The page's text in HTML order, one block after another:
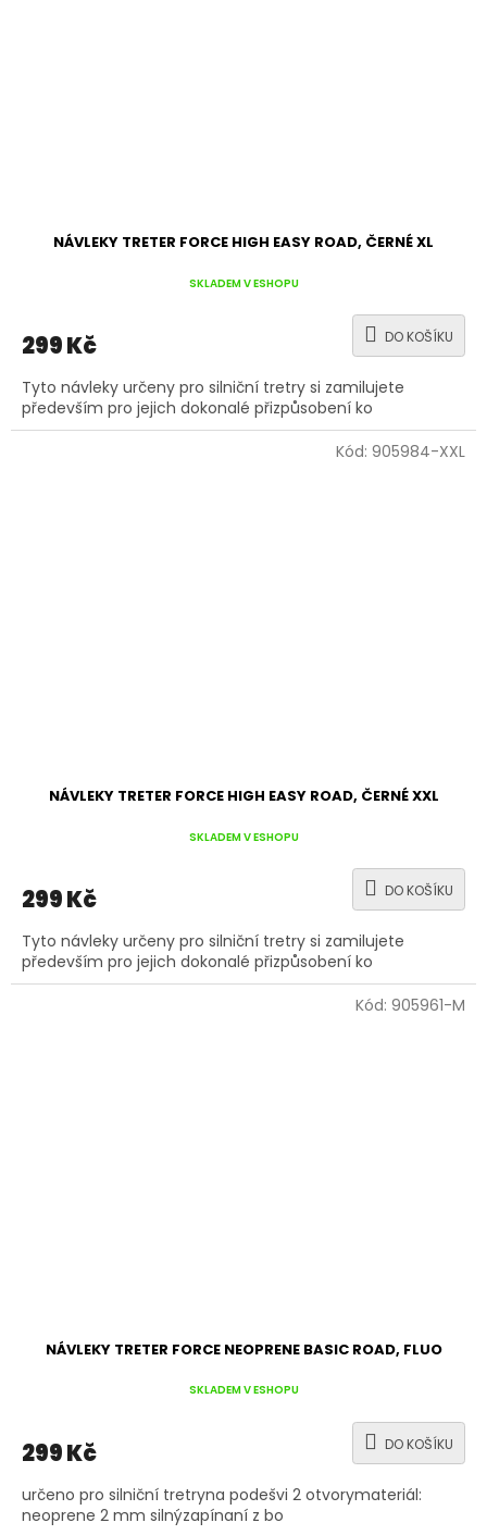
NÁVLEKY TRETER FORCE HIGH EASY ROAD, ČERNÉ XL
SKLADEM V ESHOPU
299 Kč DO KOŠÍKU
Tyto návleky určeny pro silniční tretry si zamilujete
především pro jejich dokonalé přizpůsobení ko
NÁVLEKY TRETER FORCE HIGH EASY ROAD, ČERNÉ XXL
SKLADEM V ESHOPU
299 Kč DO KOŠÍKU
Tyto návleky určeny pro silniční tretry si zamilujete
především pro jejich dokonalé přizpůsobení ko
Kód: 905984-XXL
NÁVLEKY TRETER FORCE NEOPRENE BASIC ROAD, FLUO
SKLADEM V ESHOPU
299 Kč DO KOŠÍKU
určeno pro silniční tretryna podešvi 2 otvorymateriál:
neoprene 2 mm silnýzapínaní z bo
Kód: 905961-M